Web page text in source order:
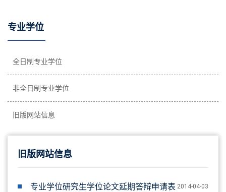
专业学位
全日制专业学位
非全日制专业学位
旧版网站信息
旧版网站信息
2014-04-03
专业学位研究生学位论文延期答辩申请表